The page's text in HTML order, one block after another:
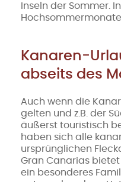
Inseln der Sommer.
Kanaren-
abseits des
Auch wenn die
gelten und z.B. der
äußerst touristisch
haben sich alle
ursprünglichen
Gran Canarias bietet
ein besonderes